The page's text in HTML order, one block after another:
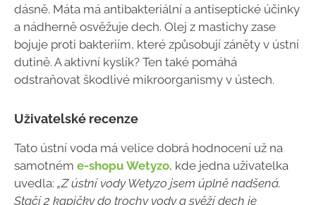
dásně. Máta má antibakteriální a antiseptické účinky
a nádherně osvěžuje dech. Olej z mastichy zase
bojuje proti bakteriím, které způsobují záněty v ústní
dutině. A aktivní kyslík? Ten také pomáhá
odstraňovat škodlivé mikroorganismy v ústech.
Uživatelské recenze
Tato ústní voda má velice dobrá hodnocení už na
samotném e-shopu Wetyzo, kde jedna uživatelka
uvedla: „Z ústní vody Wetyzo jsem úplně nadšená.
Stačí 2 kapičky do trochy vody a svěží dech je